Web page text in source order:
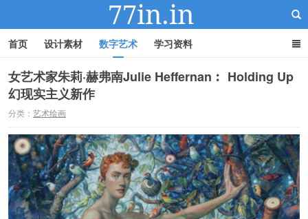
首页 设计素材 数字艺术 学习资料
女艺术家朱莉·赫弗南Julie Heffernan︰ Holding Up
幻现实主义新作
分类： 艺术绘画